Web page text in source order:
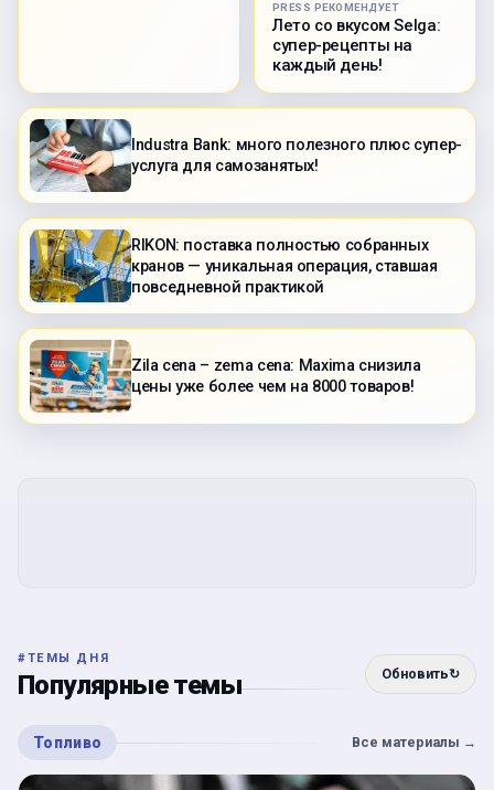
PRESS РЕКОМЕНДУЕТ
Лето со вкусом Selga:
супер-рецепты на
каждый день!
Industra Bank: много полезного плюс супер-
услуга для самозанятых!
RIKON: поставка полностью собранных
кранов — уникальная операция, ставшая
повседневной практикой
Zila cena – zema cena: Maxima снизила
цены уже более чем на 8000 товаров!
#ТЕМЫ ДНЯ
Популярные темы Обновить↻
Топливо Все материалы →